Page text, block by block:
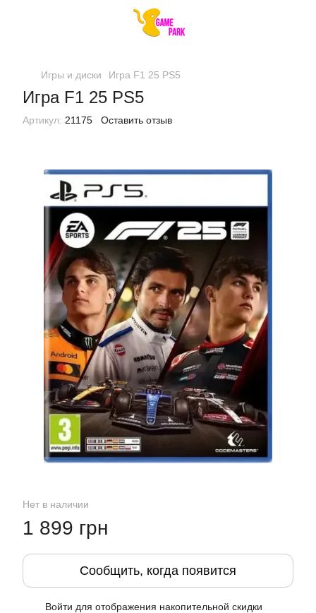
Игры и диски Игра F1 25 PS5
Игра F1 25 PS5
Артикул: 21175 Оставить отзыв
Нет в наличии
1 899 грн
Сообщить, когда появится
Войти для отображения накопительной скидки